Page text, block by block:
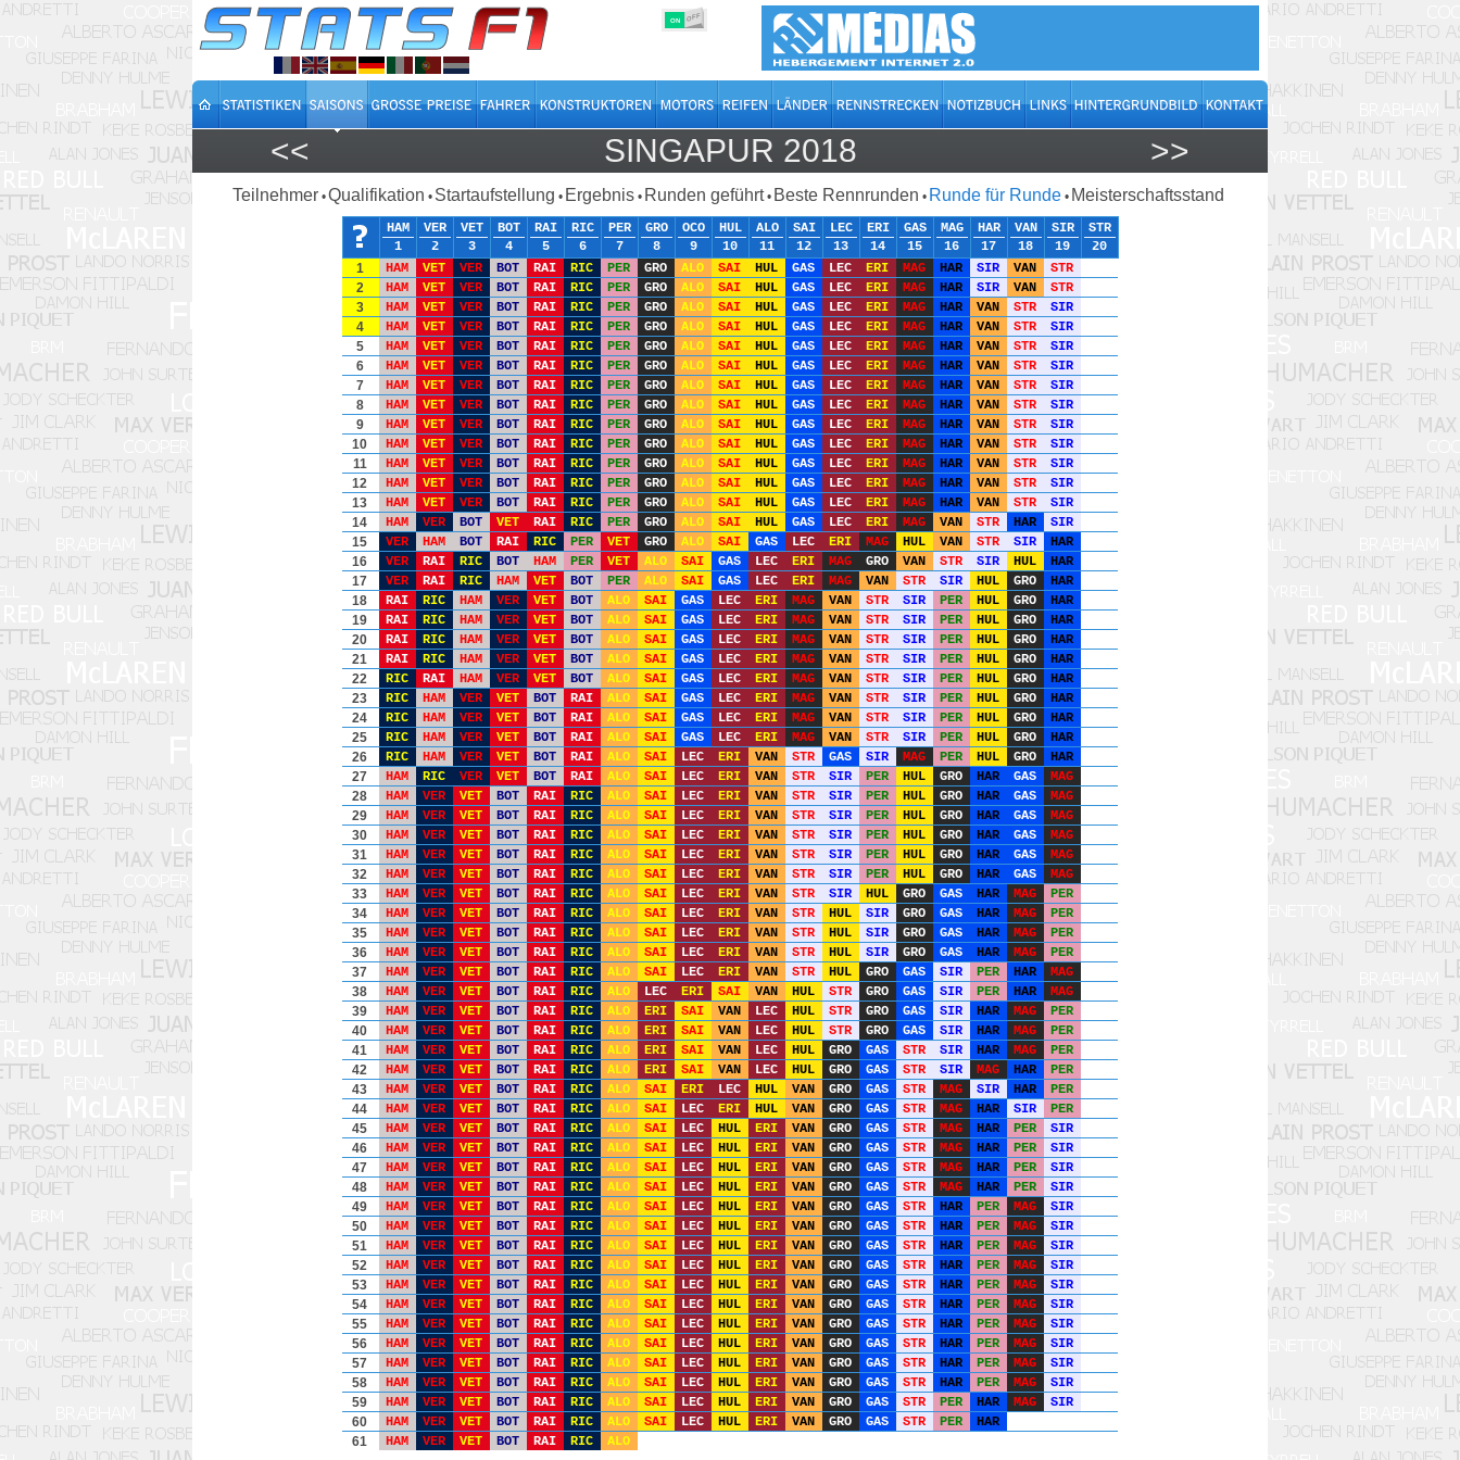
ON OFF
<< SINGAPUR 2018 >>
Teilnehmer •Qualifikation • Startaufstellung • Ergebnis • Runden geführt • Beste Rennrunden • Runde für Runde • Meisterschaftsstand
HAM
1
VER
2
VET
3
BOT
4
RAI
5
RIC
6
PER
7
GRO
8
OCO
9
HUL
10
ALO
11
SAI
12
LEC
13
ERI
14
GAS
15
MAG
16
HAR
17
VAN
18
SIR
19
STR
20
1
HAM VET VER BOT RAI RIC PER GRO ALO SAI HUL GAS LEC ERI MAG HAR SIR VAN
STR
2
HAM VET VER BOT RAI RIC PER GRO ALO SAI HUL GAS LEC ERI MAG HAR SIR VAN
STR
3
HAM VET VER BOT RAI RIC PER GRO ALO SAI HUL GAS LEC ERI MAG HAR VAN STR
SIR
4
HAM VET VER BOT RAI RIC PER GRO ALO SAI HUL GAS LEC ERI MAG HAR VAN STR
SIR
5
HAM VET VER BOT RAI RIC PER GRO ALO SAI HUL GAS LEC ERI MAG HAR VAN STR
SIR
6
HAM VET VER BOT RAI RIC PER GRO ALO SAI HUL GAS LEC ERI MAG HAR VAN STR
SIR
7
HAM VET VER BOT RAI RIC PER GRO ALO SAI HUL GAS LEC ERI MAG HAR VAN STR
SIR
8
HAM VET VER BOT RAI RIC PER GRO ALO SAI HUL GAS LEC ERI MAG HAR VAN STR
SIR
9
HAM VET VER BOT RAI RIC PER GRO ALO SAI HUL GAS LEC ERI MAG HAR VAN STR
SIR
10
HAM VET VER BOT RAI RIC PER GRO ALO SAI HUL GAS LEC ERI MAG HAR VAN STR
SIR
11
HAM VET VER BOT RAI RIC PER GRO ALO SAI HUL GAS LEC ERI MAG HAR VAN STR
SIR
12
HAM VET VER BOT RAI RIC PER GRO ALO SAI HUL GAS LEC ERI MAG HAR VAN STR
SIR
13
HAM VET VER BOT RAI RIC PER GRO ALO SAI HUL GAS LEC ERI MAG HAR VAN STR
SIR
14
HAM VER BOT VET RAI RIC PER GRO ALO SAI HUL GAS LEC ERI MAG VAN STR HAR
SIR
15
VER HAM BOT RAI RIC PER VET GRO ALO SAI GAS LEC ERI MAG HUL VAN STR SIR
HAR
16
VER RAI RIC BOT HAM PER VET ALO SAI GAS LEC ERI MAG GRO VAN STR SIR HUL
HAR
17
VER RAI RIC HAM VET BOT PER ALO SAI GAS LEC ERI MAG VAN STR SIR HUL GRO
HAR
18
RAI RIC HAM VER VET BOT ALO SAI GAS LEC ERI MAG VAN STR SIR PER HUL GRO
HAR
19
RAI RIC HAM VER VET BOT ALO SAI GAS LEC ERI MAG VAN STR SIR PER HUL GRO
HAR
20
RAI RIC HAM VER VET BOT ALO SAI GAS LEC ERI MAG VAN STR SIR PER HUL GRO
HAR
21
RAI RIC HAM VER VET BOT ALO SAI GAS LEC ERI MAG VAN STR SIR PER HUL GRO
HAR
22
RIC RAI HAM VER VET BOT ALO SAI GAS LEC ERI MAG VAN STR SIR PER HUL GRO
HAR
23
RIC HAM VER VET BOT RAI ALO SAI GAS LEC ERI MAG VAN STR SIR PER HUL GRO
HAR
24
RIC HAM VER VET BOT RAI ALO SAI GAS LEC ERI MAG VAN STR SIR PER HUL GRO
HAR
25
RIC HAM VER VET BOT RAI ALO SAI GAS LEC ERI MAG VAN STR SIR PER HUL GRO
HAR
26
RIC HAM VER VET BOT RAI ALO SAI LEC ERI VAN STR GAS SIR MAG PER HUL GRO
HAR
27
HAM RIC VER VET BOT RAI ALO SAI LEC ERI VAN STR SIR PER HUL GRO HAR GAS
MAG
28
HAM VER VET BOT RAI RIC ALO SAI LEC ERI VAN STR SIR PER HUL GRO HAR GAS
MAG
29
HAM VER VET BOT RAI RIC ALO SAI LEC ERI VAN STR SIR PER HUL GRO HAR GAS
MAG
30
HAM VER VET BOT RAI RIC ALO SAI LEC ERI VAN STR SIR PER HUL GRO HAR GAS
MAG
31
HAM VER VET BOT RAI RIC ALO SAI LEC ERI VAN STR SIR PER HUL GRO HAR GAS
MAG
32
HAM VER VET BOT RAI RIC ALO SAI LEC ERI VAN STR SIR PER HUL GRO HAR GAS
MAG
33
HAM VER VET BOT RAI RIC ALO SAI LEC ERI VAN STR SIR HUL GRO GAS HAR MAG
PER
34
HAM VER VET BOT RAI RIC ALO SAI LEC ERI VAN STR HUL SIR GRO GAS HAR MAG
PER
35
HAM VER VET BOT RAI RIC ALO SAI LEC ERI VAN STR HUL SIR GRO GAS HAR MAG
PER
36
HAM VER VET BOT RAI RIC ALO SAI LEC ERI VAN STR HUL SIR GRO GAS HAR MAG
PER
37
HAM VER VET BOT RAI RIC ALO SAI LEC ERI VAN STR HUL GRO GAS SIR PER HAR
MAG
38
HAM VER VET BOT RAI RIC ALO LEC ERI SAI VAN HUL STR GRO GAS SIR PER HAR
MAG
39
HAM VER VET BOT RAI RIC ALO ERI SAI VAN LEC HUL STR GRO GAS SIR HAR MAG
PER
40
HAM VER VET BOT RAI RIC ALO ERI SAI VAN LEC HUL STR GRO GAS SIR HAR MAG
PER
41
HAM VER VET BOT RAI RIC ALO ERI SAI VAN LEC HUL GRO GAS STR SIR HAR MAG
PER
42
HAM VER VET BOT RAI RIC ALO ERI SAI VAN LEC HUL GRO GAS STR SIR MAG HAR
PER
43
HAM VER VET BOT RAI RIC ALO SAI ERI LEC HUL VAN GRO GAS STR MAG SIR HAR
PER
44
HAM VER VET BOT RAI RIC ALO SAI LEC ERI HUL VAN GRO GAS STR MAG HAR SIR
PER
45
HAM VER VET BOT RAI RIC ALO SAI LEC HUL ERI VAN GRO GAS STR MAG HAR PER
SIR
46
HAM VER VET BOT RAI RIC ALO SAI LEC HUL ERI VAN GRO GAS STR MAG HAR PER
SIR
47
HAM VER VET BOT RAI RIC ALO SAI LEC HUL ERI VAN GRO GAS STR MAG HAR PER
SIR
48
HAM VER VET BOT RAI RIC ALO SAI LEC HUL ERI VAN GRO GAS STR MAG HAR PER
SIR
49
HAM VER VET BOT RAI RIC ALO SAI LEC HUL ERI VAN GRO GAS STR HAR PER MAG
SIR
50
HAM VER VET BOT RAI RIC ALO SAI LEC HUL ERI VAN GRO GAS STR HAR PER MAG
SIR
51
HAM VER VET BOT RAI RIC ALO SAI LEC HUL ERI VAN GRO GAS STR HAR PER MAG
SIR
52
HAM VER VET BOT RAI RIC ALO SAI LEC HUL ERI VAN GRO GAS STR HAR PER MAG
SIR
53
HAM VER VET BOT RAI RIC ALO SAI LEC HUL ERI VAN GRO GAS STR HAR PER MAG
SIR
54
HAM VER VET BOT RAI RIC ALO SAI LEC HUL ERI VAN GRO GAS STR HAR PER MAG
SIR
55
HAM VER VET BOT RAI RIC ALO SAI LEC HUL ERI VAN GRO GAS STR HAR PER MAG
SIR
56
HAM VER VET BOT RAI RIC ALO SAI LEC HUL ERI VAN GRO GAS STR HAR PER MAG
SIR
57
HAM VER VET BOT RAI RIC ALO SAI LEC HUL ERI VAN GRO GAS STR HAR PER MAG
SIR
58
HAM VER VET BOT RAI RIC ALO SAI LEC HUL ERI VAN GRO GAS STR HAR PER MAG
SIR
59
HAM VER VET BOT RAI RIC ALO SAI LEC HUL ERI VAN GRO GAS STR PER HAR MAG
SIR
60
HAM VER VET BOT RAI RIC ALO SAI LEC HUL ERI VAN GRO GAS STR PER
HAR
61
HAM VER VET BOT RAI RIC ALO